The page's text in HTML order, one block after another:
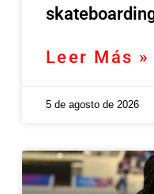
Leer Más »
5 de agosto de 2026